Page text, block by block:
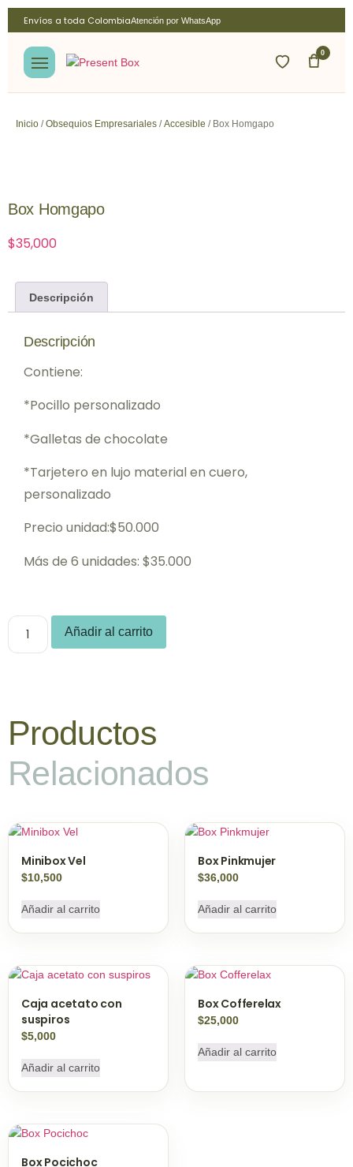
Envíos a toda ColombiaAtención por WhatsApp
0
Inicio /Obsequios Empresariales /Accesible / Box Homgapo
Box Homgapo
$35,000
Descripción
Descripción
Contiene:
*Pocillo personalizado
*Galletas de chocolate
*Tarjetero en lujo material en cuero,
personalizado
Precio unidad:$50.000
Más de 6 unidades: $35.000
Añadir al carrito
Productos
Relacionados
Minibox Vel
$10,500
Añadir al carrito
Box Pinkmujer
$36,000
Añadir al carrito
Caja acetato con
suspiros
$5,000
Añadir al carrito
Box Cofferelax
$25,000
Añadir al carrito
Box Pocichoc